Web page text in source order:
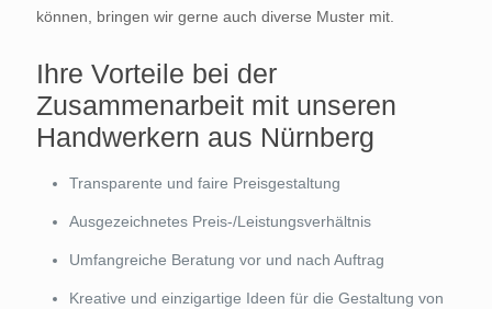
können, bringen wir gerne auch diverse Muster mit.
Ihre Vorteile bei der
Zusammenarbeit mit unseren
Handwerkern aus Nürnberg
Transparente und faire Preisgestaltung
Ausgezeichnetes Preis-/Leistungsverhältnis
Umfangreiche Beratung vor und nach Auftrag
Kreative und einzigartige Ideen für die Gestaltung von